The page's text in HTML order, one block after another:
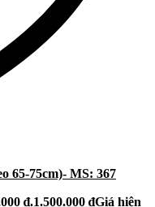
65-75cm)- MS: 367
₫.1.500.000 ₫Giá hiện